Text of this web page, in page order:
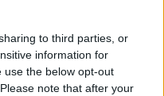
to third parties, or
information for
use the below opt-out
note that after your